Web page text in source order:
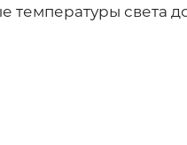
света